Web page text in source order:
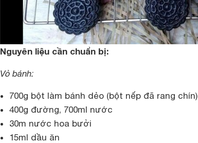
Nguyên liệu cần chuẩn bị:
Vỏ bánh:
700g bột làm bánh dẻo (bột nếp đã rang chín)
400g đường, 700ml nước
30m nước hoa bưởi
15ml dầu ăn